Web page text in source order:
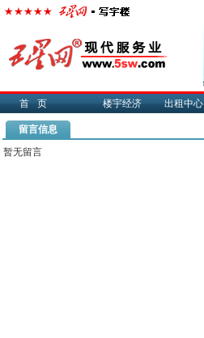
首页 楼宇经济 出租中心
留言信息
暂无留言